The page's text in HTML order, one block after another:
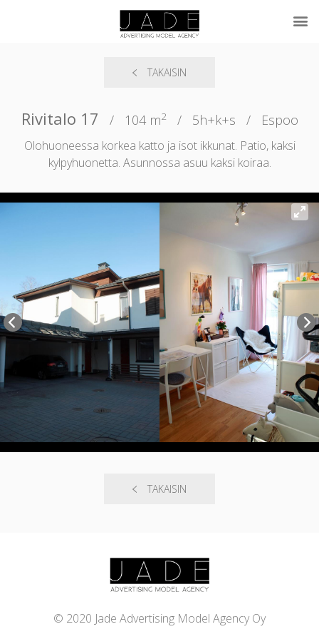
TAKAISIN
Rivitalo 17 / 104 m2 / 5h+k+s / Espoo
Olohuoneessa korkea katto ja isot ikkunat. Patio, kaksi
kylpyhuonetta. Asunnossa asuu kaksi koiraa.
TAKAISIN
© 2020 Jade Advertising Model Agency Oy